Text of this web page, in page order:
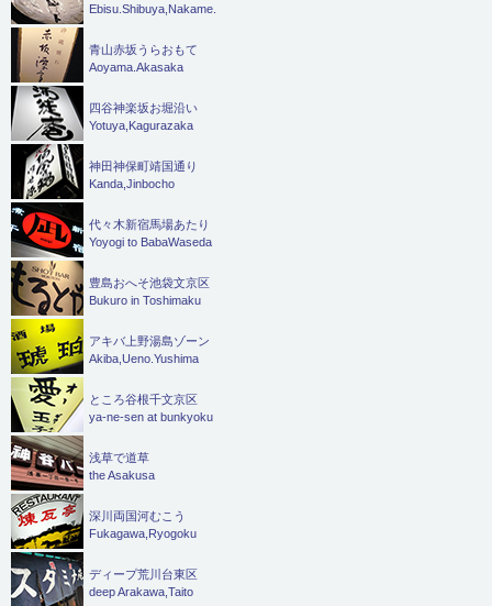
Ebisu.Shibuya,Nakame.
青山赤坂うらおもて
Aoyama.Akasaka
四谷神楽坂お堀沿い
Yotuya,Kagurazaka
神田神保町靖国通り
Kanda,Jinbocho
代々木新宿馬場あたり
Yoyogi to BabaWaseda
豊島おへそ池袋文京区
Bukuro in Toshimaku
アキバ上野湯島ゾーン
Akiba,Ueno.Yushima
ところ谷根千文京区
ya-ne-sen at bunkyoku
浅草で道草
the Asakusa
深川両国河むこう
Fukagawa,Ryogoku
ディープ荒川台東区
deep Arakawa,Taito